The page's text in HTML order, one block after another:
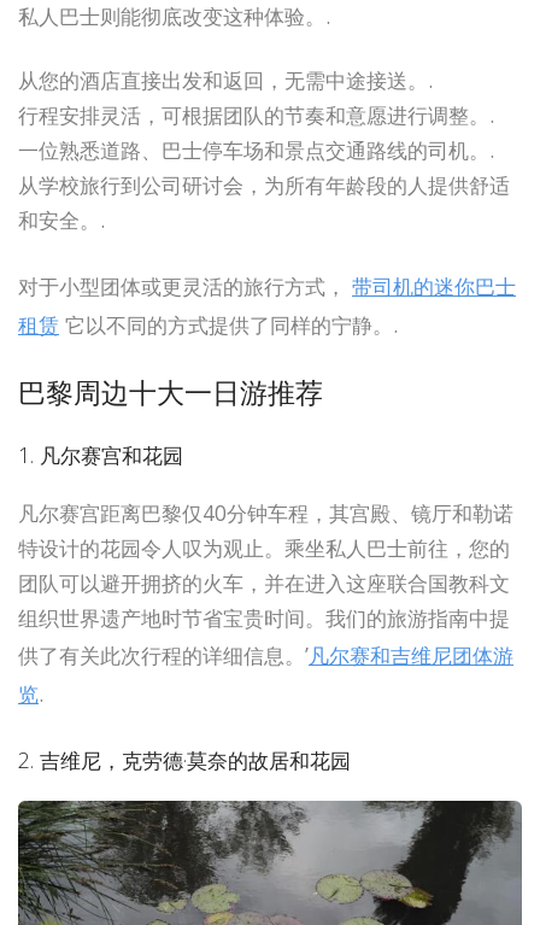
私人巴士则能彻底改变这种体验。.
从您的酒店直接出发和返回，无需中途接送。.
行程安排灵活，可根据团队的节奏和意愿进行调整。.
一位熟悉道路、巴士停车场和景点交通路线的司机。.
从学校旅行到公司研讨会，为所有年龄段的人提供舒适
和安全。.
对于小型团体或更灵活的旅行方式， 带司机的迷你巴士
租赁 它以不同的方式提供了同样的宁静。.
巴黎周边十大一日游推荐
1. 凡尔赛宫和花园
凡尔赛宫距离巴黎仅40分钟车程，其宫殿、镜厅和勒诺
特设计的花园令人叹为观止。乘坐私人巴士前往，您的
团队可以避开拥挤的火车，并在进入这座联合国教科文
组织世界遗产地时节省宝贵时间。我们的旅游指南中提
供了有关此次行程的详细信息。’凡尔赛和吉维尼团体游
览.
2. 吉维尼，克劳德·莫奈的故居和花园